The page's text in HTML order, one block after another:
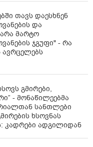
თავს დაესხნენ
და
მარტო
ჯგუფი" - რა
ავრცელებს
გმირები,
- მონაწილეებმა
სანთლები
ხსოვნას
კადრები ადგილიდან